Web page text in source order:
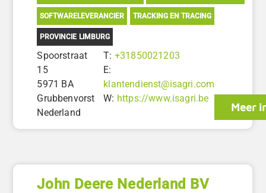
SOFTWARELEVERANCIER TRACKING EN TRACING
PROVINCIE LIMBURG
Spoorstraat
15
5971 BA
Grubbenvorst
Nederland
T: +31850021203
E:
klantendienst@isagri.com
W: https://www.isagri.be
Meer
John Deere Nederland BV